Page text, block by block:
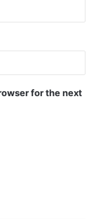
for the next